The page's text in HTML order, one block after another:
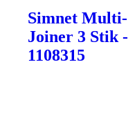
Simnet Multi-
Joiner 3 Stik -
1108315